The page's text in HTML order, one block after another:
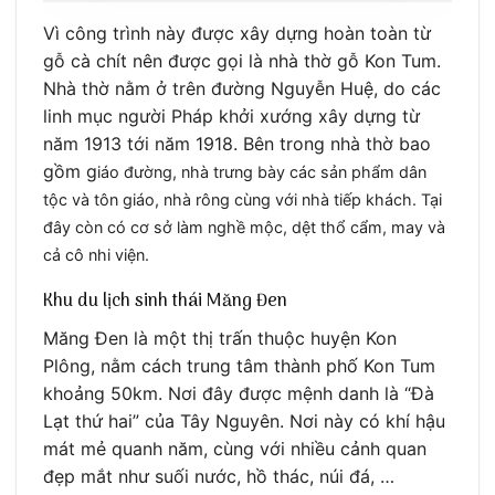
Vì công trình này được xây dựng hoàn toàn từ
gỗ cà chít nên được gọi là nhà thờ gỗ Kon Tum.
Nhà thờ nằm ở trên đường Nguyễn Huệ, do các
linh mục người Pháp khởi xướng xây dựng từ
năm 1913 tới năm 1918. Bên trong nhà thờ bao
gồm giáo đường, nhà trưng bày các sản phẩm dân
tộc và tôn giáo, nhà rông cùng với nhà tiếp khách. Tại
đây còn có cơ sở làm nghề mộc, dệt thổ cẩm, may và
cả cô nhi viện.
Khu du lịch sinh thái Măng Đen
Măng Đen là một thị trấn thuộc huyện Kon
Plông, nằm cách trung tâm thành phố Kon Tum
khoảng 50km. Nơi đây được mệnh danh là “Đà
Lạt thứ hai” của Tây Nguyên. Nơi này có khí hậu
mát mẻ quanh năm, cùng với nhiều cảnh quan
đẹp mắt như suối nước, hồ thác, núi đá, …